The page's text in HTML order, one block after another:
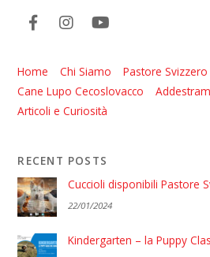
Home Chi Siamo
Pastore
Cane Lupo Cecoslovacco
Articoli e Curiosità
RECENT POSTS
Cuccioli disponibili Pastore
22/01/2024
Kindergarten – la Puppy